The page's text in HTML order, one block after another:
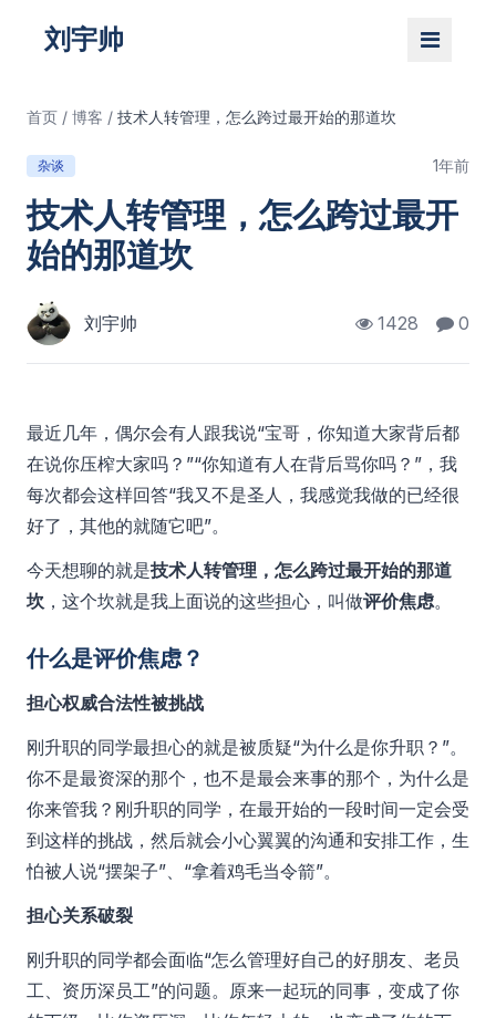
刘宇帅
首页 / 博客 / 技术人转管理，怎么跨过最开始的那道坎
杂谈 1年前
技术人转管理，怎么跨过最开
始的那道坎
刘宇帅 1428 0
最近几年，偶尔会有人跟我说“宝哥，你知道大家背后都
在说你压榨大家吗？”“你知道有人在背后骂你吗？”，我
每次都会这样回答“我又不是圣人，我感觉我做的已经很
好了，其他的就随它吧”。
今天想聊的就是技术人转管理，怎么跨过最开始的那道
坎 ，这个坎就是我上面说的这些担心，叫做评价焦虑。
什么是评价焦虑？
担心权威合法性被挑战
刚升职的同学最担心的就是被质疑“为什么是你升职？”。
你不是最资深的那个，也不是最会来事的那个，为什么是
你来管我？刚升职的同学，在最开始的一段时间一定会受
到这样的挑战，然后就会小心翼翼的沟通和安排工作，生
怕被人说“摆架子”、“拿着鸡毛当令箭”。
担心关系破裂
刚升职的同学都会面临“怎么管理好自己的好朋友、老员
工、资历深员工”的问题。原来一起玩的同事，变成了你